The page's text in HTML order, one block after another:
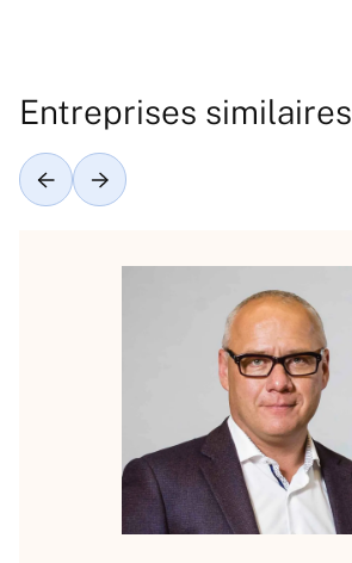
Entreprises similaires